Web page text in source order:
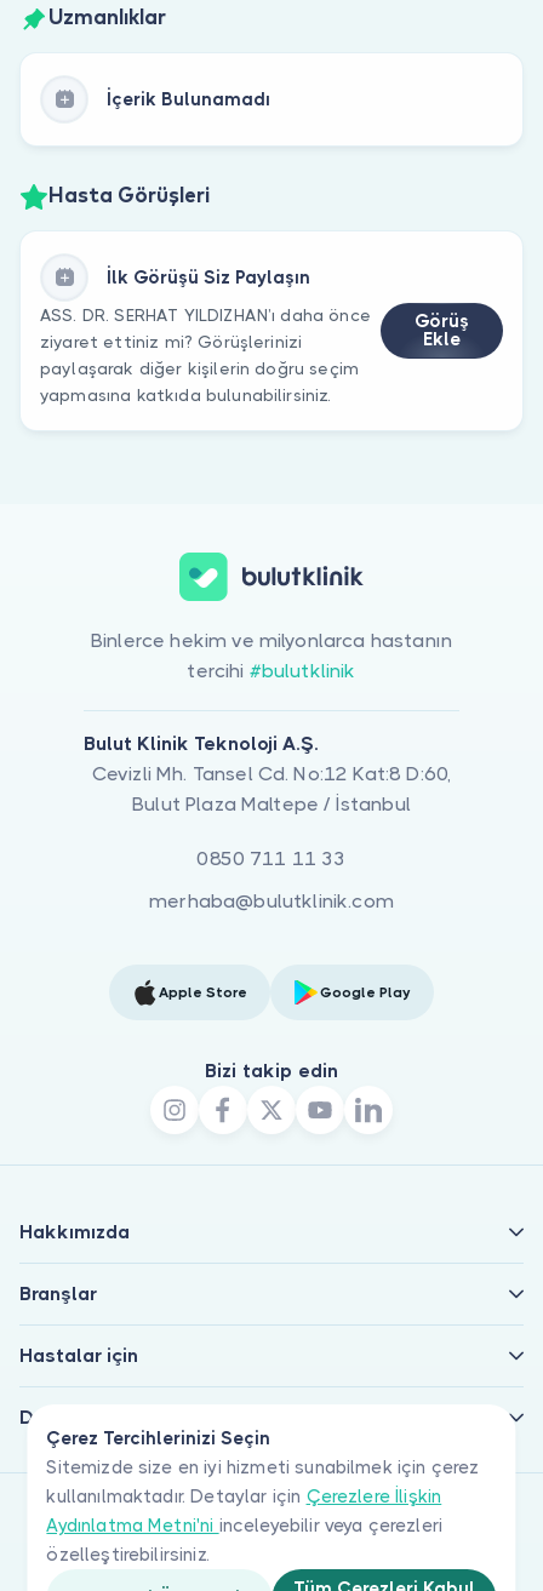
Uzmanlıklar
İçerik Bulunamadı
Hasta Görüşleri
İlk Görüşü Siz Paylaşın
ASS. DR. SERHAT YILDIZHAN’ı daha önce
ziyaret ettiniz mi? Görüşlerinizi
paylaşarak diğer kişilerin doğru seçim
yapmasına katkıda bulunabilirsiniz.
Görüş
Ekle
Çerez Tercihlerinizi Seçin
Sitemizde size en iyi hizmeti sunabilmek için çerez
kullanılmaktadır. Detaylar için Çerezlere İlişkin
Aydınlatma Metni'ni inceleyebilir veya çerezleri
özelleştirebilirsiniz.
Binlerce hekim ve milyonlarca hastanın
tercihi #bulutklinik
Bulut Klinik Teknoloji A.Ş.
Cevizli Mh. Tansel Cd. No:12 Kat:8 D:60,
Bulut Plaza Maltepe / İstanbul
0850 711 11 33
merhaba@bulutklinik.com
Apple Store Google Play
Bizi takip edin
Hakkımızda
Branşlar
Hastalar için
Doktorlar için